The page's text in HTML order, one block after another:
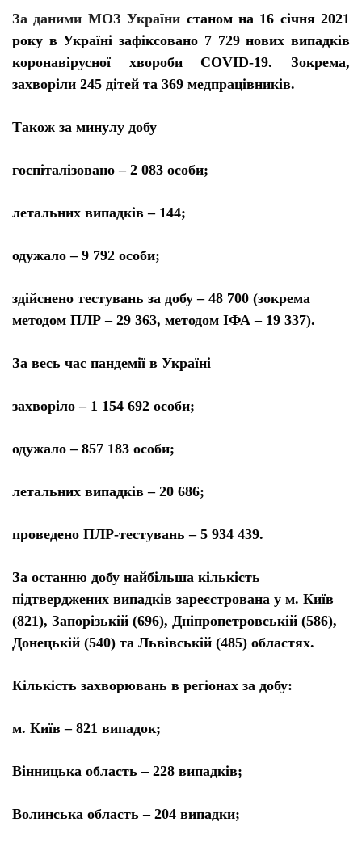
За даними МОЗ України станом на 16 січня 2021
року в Україні зафіксовано 7 729 нових випадків
коронавірусної хвороби COVID-19. Зокрема,
захворіли 245 дітей та 369 медпрацівників.
Також за минулу добу
госпіталізовано – 2 083 особи;
летальних випадків – 144;
одужало – 9 792 особи;
здійснено тестувань за добу – 48 700 (зокрема
методом ПЛР – 29 363, методом ІФА – 19 337).
За весь час пандемії в Україні
захворіло – 1 154 692 особи;
одужало – 857 183 особи;
летальних випадків – 20 686;
проведено ПЛР-тестувань – 5 934 439.
За останню добу найбільша кількість
підтверджених випадків зареєстрована у м. Київ
(821), Запорізькій (696), Дніпропетровській (586),
Донецькій (540) та Львівській (485) областях.
Кількість захворювань в регіонах за добу:
м. Київ – 821 випадок;
Вінницька область – 228 випадків;
Волинська область – 204 випадки;